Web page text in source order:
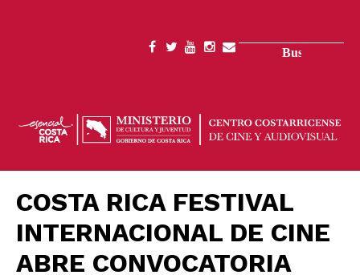
SOCIAL
COSTA RICA FESTIVAL
INTERNACIONAL DE CINE
ABRE CONVOCATORIA